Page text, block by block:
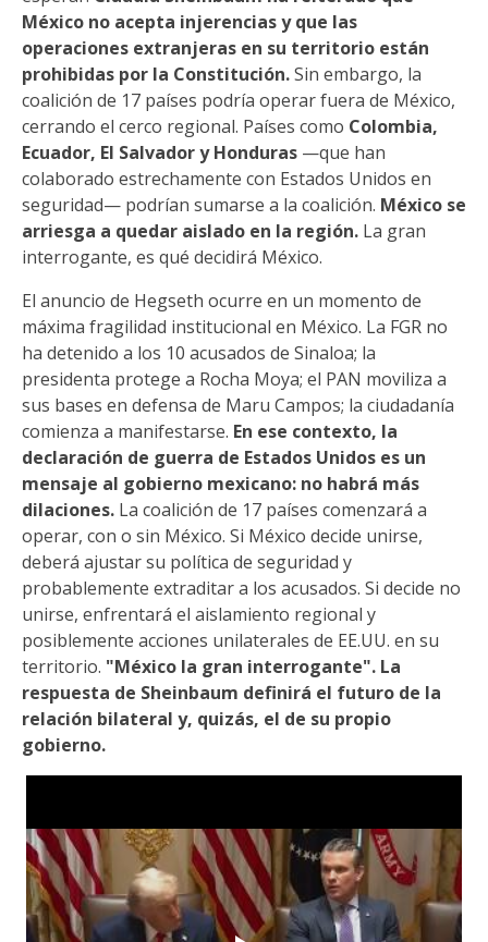
México no acepta injerencias y que las
operaciones extranjeras en su territorio están
prohibidas por la Constitución.Sin embargo, la
coalición de 17 países podría operar fuera de México,
cerrando el cerco regional. Países como Colombia,
Ecuador, El Salvador y Honduras —que han
colaborado estrechamente con Estados Unidos en
seguridad— podrían sumarse a la coalición. México se
arriesga a quedar aislado en la región. La gran
interrogante, es qué decidirá México.
El anuncio de Hegseth ocurre en un momento de
máxima fragilidad institucional en México. La FGR no
ha detenido a los 10 acusados de Sinaloa; la
presidenta protege a Rocha Moya; el PAN moviliza a
sus bases en defensa de Maru Campos; la ciudadanía
comienza a manifestarse. En ese contexto, la
declaración de guerra de Estados Unidos es un
mensaje al gobierno mexicano: no habrá más
dilaciones. La coalición de 17 países comenzará a
operar, con o sin México. Si México decide unirse,
deberá ajustar su política de seguridad y
probablemente extraditar a los acusados. Si decide no
unirse, enfrentará el aislamiento regional y
posiblemente acciones unilaterales de EE.UU. en su
territorio. "México la gran interrogante". La
respuesta de Sheinbaum definirá el futuro de la
relación bilateral y, quizás, el de su propio
gobierno.